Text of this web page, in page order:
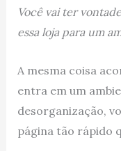
Você vai ter
essa loja para um
A mesma coisa
entra em um
desorganização,
página tão rápido